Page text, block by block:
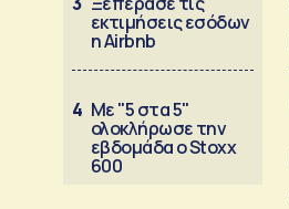
εκτιμήσεις εσόδων
η Airbnb
4 Με "5 στα 5"
ολοκλήρωσε την
εβδομάδα ο Stoxx
600